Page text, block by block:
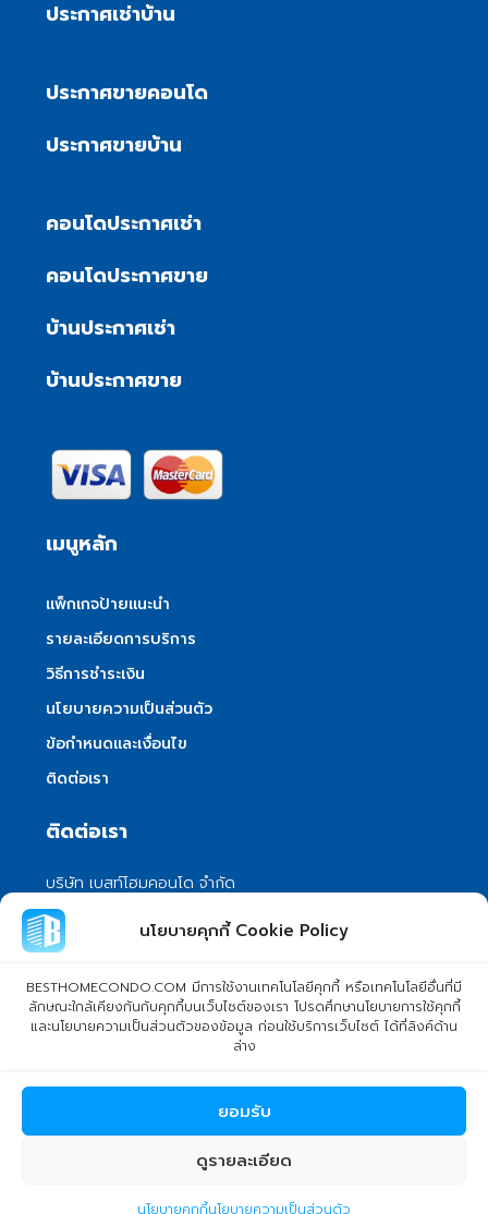
นโยบายคุกกี้ Cookie Policy
BESTHOMECONDO.COM มีการใช้งานเทคโนโลยีคุกกี้ หรือเทคโนโลยีอื่นที่มี
ลักษณะใกล้เคียงกันกับคุกกี้บนเว็บไซต์ของเรา โปรดศึกษานโยบายการใช้คุกกี้
และนโยบายความเป็นส่วนตัวของข้อมูล ก่อนใช้บริการเว็บไซต์ ได้ที่ลิงค์ด้าน
ล่าง
ยอมรับ
ดูรายละเอียด
นโยบายคุกกี้นโยบายความเป็นส่วนตัว
pakamastom
ประกาศเช่าบ้าน
ประกาศขายคอนโด
ประกาศขายบ้าน
คอนโดประกาศเช่า
คอนโดประกาศขาย
บ้านประกาศเช่า
บ้านประกาศขาย
เมนูหลัก
แพ็กเกจป้ายแนะนำ
รายละเอียดการบริการ
วิธีการชำระเงิน
นโยบายความเป็นส่วนตัว
ข้อกำหนดและเงื่อนไข
ติดต่อเรา
ติดต่อเรา
บริษัท เบสท์โฮมคอนโด จำกัด
101/399 หมู่ 7 แขวงลําผักชี เขตหนองจอก
กรุงเทพมหานคร 10530
info@besthomecondo.com
© Copyright 2024 BESTHOMECONDO CO., LTD. - All rights